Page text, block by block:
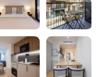
29 € (No reembolsable).
depósito.
devuelve tras la salida). Se
€, descontada del método